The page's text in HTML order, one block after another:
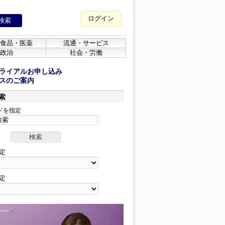
ログイン
品・医薬
流通・サービス
政治
社会・労働
イアルお申し込み
のご案内
を指定